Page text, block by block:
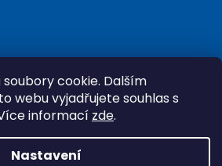
cookie. Dalším
webu vyjadřujete souhlas s
informací zde.
Nastavení
Shoptet &